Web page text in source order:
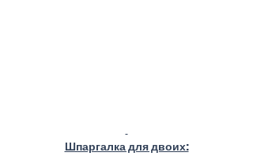
Шпаргалка для двоих: